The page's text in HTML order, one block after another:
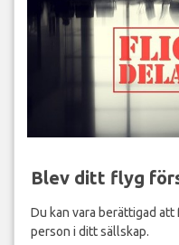
Blev ditt flyg
Du kan vara berättigad
person i ditt sällskap.